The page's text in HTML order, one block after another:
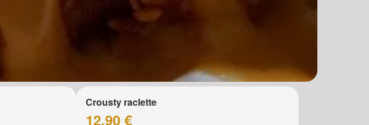
Crousty raclette
12.90 €